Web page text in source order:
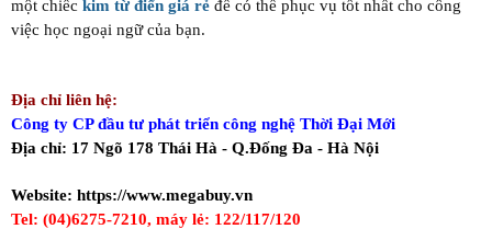
một chiếc kim từ điển giá rẻ để có thể phục vụ tốt nhất cho công
việc học ngoại ngữ của bạn.
Địa chỉ liên hệ:
Công ty CP đầu tư phát triển công nghệ Thời Đại Mới
Địa chỉ: 17 Ngõ 178 Thái Hà - Q.Đống Đa - Hà Nội
Website: https://www.megabuy.vn
Tel: (04)6275-7210, máy lẻ: 122/117/120